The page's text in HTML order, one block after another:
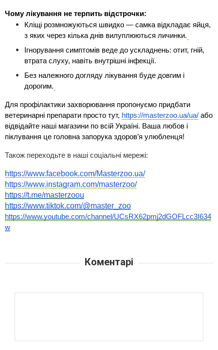
Чому лікування не терпить відстрочки:
Кліщі розмножуються швидко — самка відкладає яйця,
з яких через кілька днів вилуплюються личинки.
Ігнорування симптомів веде до ускладнень: отит, гній,
втрата слуху, навіть внутрішні інфекції.
Без належного догляду лікування буде довгим і
дорогим.
Для профілактики захворювання пропонуємо придбати
ветеринарні препарати просто тут, https://masterzoo.ua/ua/ або
відвідайте наші магазини по всій Україні. Ваша любов і
піклування це головна запорука здоров’я улюбленця!
Також переходьте в наші соціальні мережі:
https://www.facebook.com/Masterzoo.ua/
https://www.instagram.com/masterzoo/
https://t.me/masterzoou
https://www.tiktok.com/@master_zoo
https://www.youtube.com/channel/UCsRX62pmj2dGOFLcc3I634
w
Коментарі